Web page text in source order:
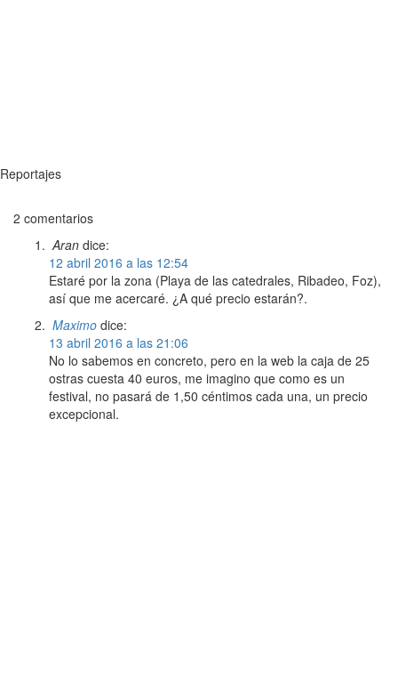
Reportajes
2 comentarios
Aran dice:
12 abril 2016 a las 12:54
Estaré por la zona (Playa de las catedrales, Ribadeo, Foz),
así que me acercaré. ¿A qué precio estarán?.
Maximo dice:
13 abril 2016 a las 21:06
No lo sabemos en concreto, pero en la web la caja de 25
ostras cuesta 40 euros, me imagino que como es un
festival, no pasará de 1,50 céntimos cada una, un precio
excepcional.